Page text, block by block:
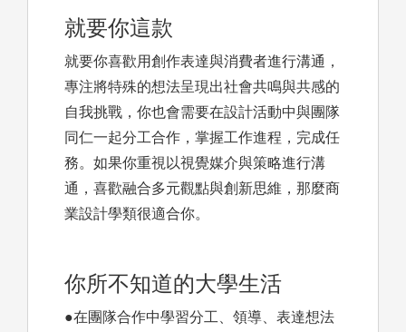
就要你這款
就要你喜歡用創作表達與消費者進行溝通，
專注將特殊的想法呈現出社會共鳴與共感的
自我挑戰，你也會需要在設計活動中與團隊
同仁一起分工合作，掌握工作進程，完成任
務。如果你重視以視覺媒介與策略進行溝
通，喜歡融合多元觀點與創新思維，那麼商
業設計學類很適合你。
你所不知道的大學生活
●在團隊合作中學習分工、領導、表達想法